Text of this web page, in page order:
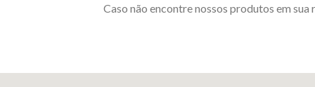
Caso não encontre nossos produtos em